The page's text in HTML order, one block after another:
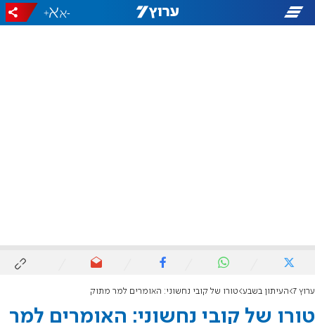
-
+
ערוץ 7 העיתון בשבע טורו של קובי נחשוני: האומרים למר מתוק
טורו של קובי נחשוני: האומרים למר